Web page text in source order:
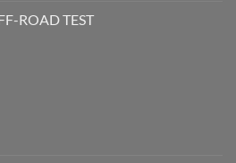
ROAD TEST